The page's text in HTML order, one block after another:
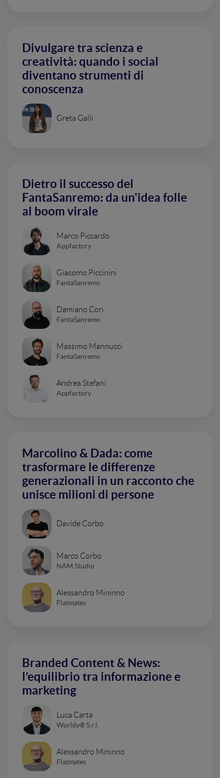
Divulgare tra scienza e
creatività: quando i social
diventano strumenti di
conoscenza
Greta Galli
Dietro il successo del
FantaSanremo: da un'idea folle
al boom virale
Marco Piccardo
Appfactory
Giacomo Piccinini
FantaSanremo
Damiano Cori
FantaSanremo
Massimo Mannucci
FantaSanremo
Andrea Stefani
Appfactory
Marcolino & Dada: come
trasformare le differenze
generazionali in un racconto che
unisce milioni di persone
Davide Corbo
Marco Corbo
NAM Studio
Alessandro Mininno
Flatmates
Branded Content & News:
l’equilibrio tra informazione e
marketing
Luca Carta
Worldy® S.r.l.
Alessandro Mininno
Flatmates